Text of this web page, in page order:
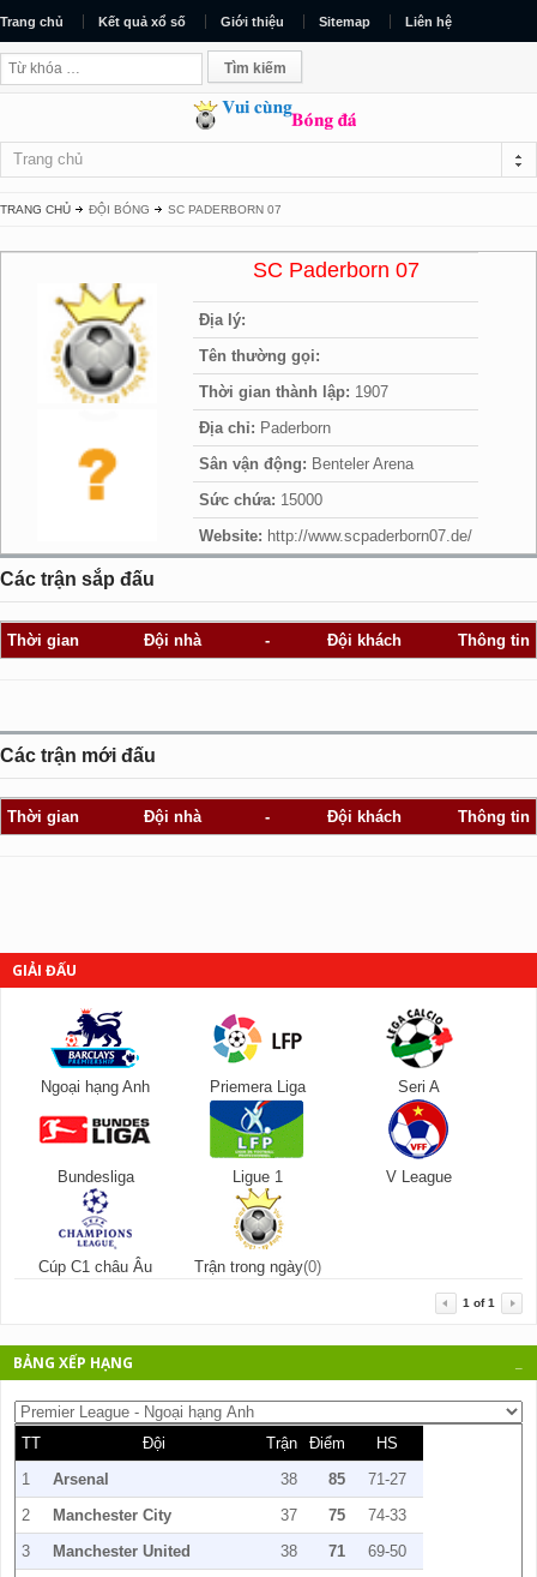
Trang chủ Kết quả xổ số Giới thiệu Sitemap Liên hệ
Trang chủ
TRANG CHỦ ĐỘI BÓNG SC PADERBORN 07
SC Paderborn 07
Địa lý:
Tên thường gọi:
Thời gian thành lập: 1907
Địa chỉ: Paderborn
Sân vận động: Benteler Arena
Sức chứa: 15000
Website: http://www.scpaderborn07.de/
Các trận sắp đấu
Thời gian Đội nhà - Đội khách Thông tin
Các trận mới đấu
Thời gian Đội nhà - Đội khách Thông tin
GIẢI ĐẤU
Ngoại hạng Anh Priemera Liga Seri A
Bundesliga Ligue 1 V League
Cúp C1 châu Âu Trận trong ngày(0)
1 of1
BẢNG XẾP HẠNG
TT Đội Trận Điểm
HS
1
Arsenal 38 85
71-27
2
Manchester City 37 75
74-33
3
Manchester United 38 71
69-50